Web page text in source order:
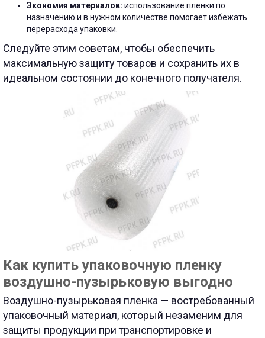
Экономия материалов: использование пленки по
назначению и в нужном количестве помогает избежать
перерасхода упаковки.
Следуйте этим советам, чтобы обеспечить
максимальную защиту товаров и сохранить их в
идеальном состоянии до конечного получателя.
Как купить упаковочную пленку
воздушно-пузырьковую выгодно
Воздушно-пузырьковая пленка — востребованный
упаковочный материал, который незаменим для
защиты продукции при транспортировке и